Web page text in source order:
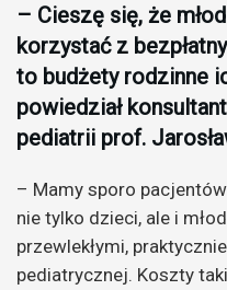
– Cieszę się, że
korzystać z
to budżety rodzinne
powiedział
pediatrii prof.
– Mamy sporo
nie tylko dzieci, ale i
przewlekłymi,
pediatrycznej. Koszty